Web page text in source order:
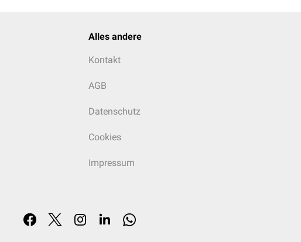
Alles andere
Kontakt
AGB
Datenschutz
Cookies
Impressum